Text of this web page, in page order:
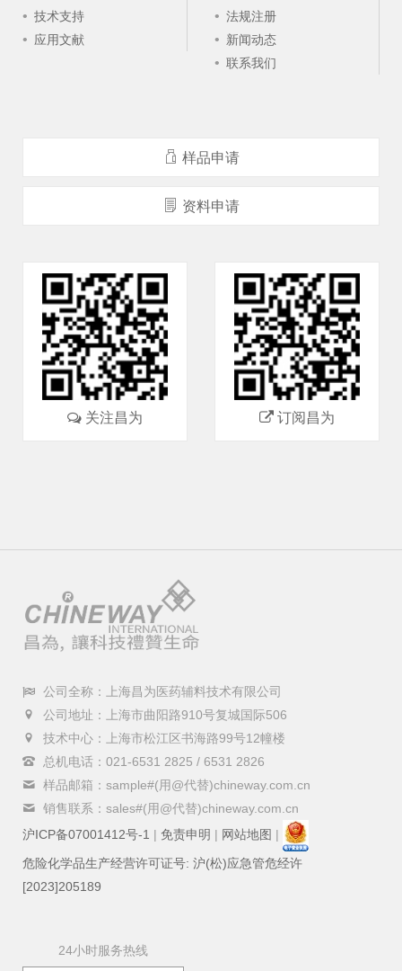
技术支持
应用文献
法规注册
新闻动态
联系我们
样品申请
资料申请
关注昌为 订阅昌为
公司全称：上海昌为医药辅料技术有限公司
公司地址：上海市曲阳路910号复城国际506
技术中心：上海市松江区书海路99号12幢楼
总机电话：021-6531 2825 / 6531 2826
样品邮箱：sample#(用@代替)chineway.com.cn
销售联系：sales#(用@代替)chineway.com.cn
沪ICP备07001412号-1 | 免责申明 | 网站地图 |
危险化学品生产经营许可证号: 沪(松)应急管危经许
[2023]205189
24小时服务热线